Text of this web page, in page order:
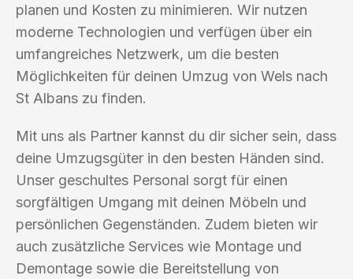
planen und Kosten zu minimieren. Wir nutzen
moderne Technologien und verfügen über ein
umfangreiches Netzwerk, um die besten
Möglichkeiten für deinen Umzug von Wels nach
St Albans zu finden.
Mit uns als Partner kannst du dir sicher sein, dass
deine Umzugsgüter in den besten Händen sind.
Unser geschultes Personal sorgt für einen
sorgfältigen Umgang mit deinen Möbeln und
persönlichen Gegenständen. Zudem bieten wir
auch zusätzliche Services wie Montage und
Demontage sowie die Bereitstellung von